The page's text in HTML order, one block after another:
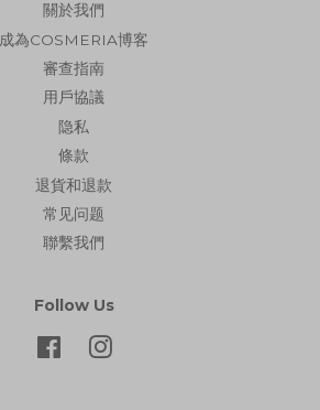
關於我們
成為COSMERIA博客
審查指南
用戶協議
隐私
條款
退貨和退款
常见问题
聯繫我們
Follow Us
FacebookInstagram